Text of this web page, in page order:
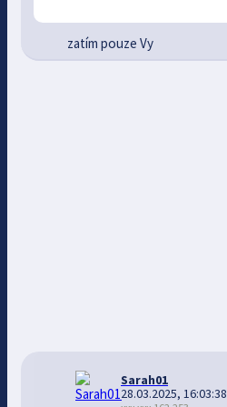
zatím pouze Vy
Sarah01
28.03.2025, 16:03:38